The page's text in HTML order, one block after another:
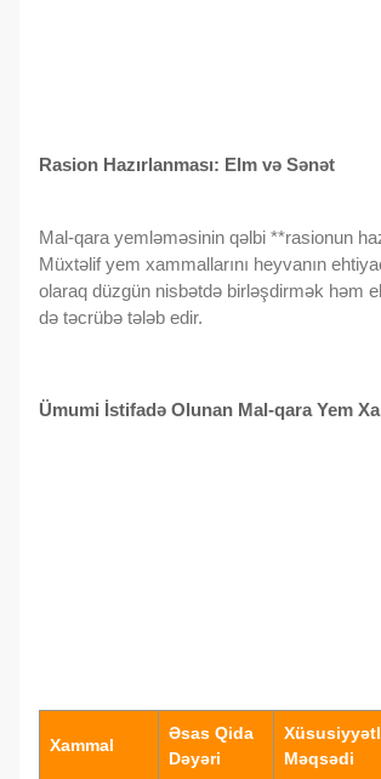
Rasion Hazırlanması: Elm və Sənət
Mal-qara yemləməsinin qəlbi **rasionun
Müxtəlif yem xammallarını heyvanın
olaraq düzgün nisbətdə birləşdirmək həm
də təcrübə tələb edir.
Ümumi İstifadə Olunan Mal-qara Yem
Xammal
Əsas Qida
Dəyəri
Məqsədi